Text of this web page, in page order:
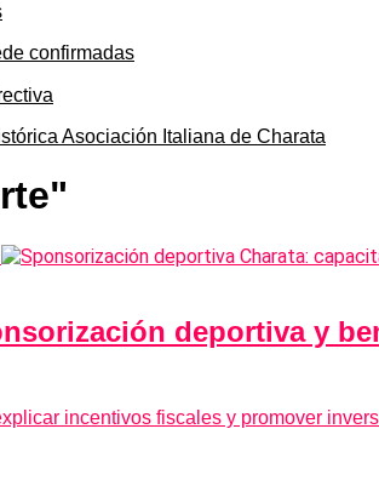
confirmadas
Asociación Italiana de Charata
deportiva y
incentivos fiscales y promover